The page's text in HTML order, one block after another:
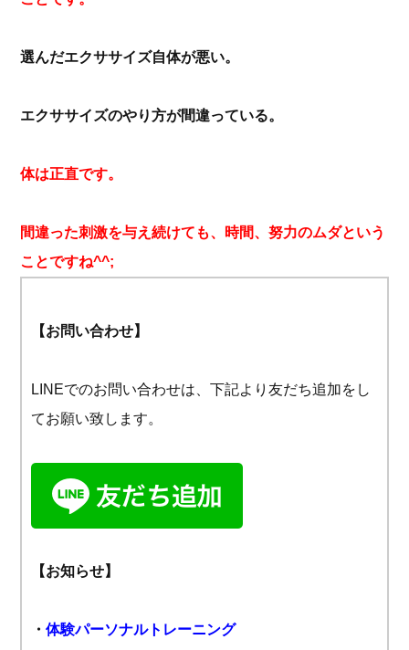
選んだエクササイズ自体が悪い。
エクササイズのやり方が間違っている。
体は正直です。
間違った刺激を与え続けても、時間、努力のムダという
ことですね^^;
【お問い合わせ】
LINEでのお問い合わせは、下記より友だち追加をし
てお願い致します。
【お知らせ】
・体験パーソナルトレーニング